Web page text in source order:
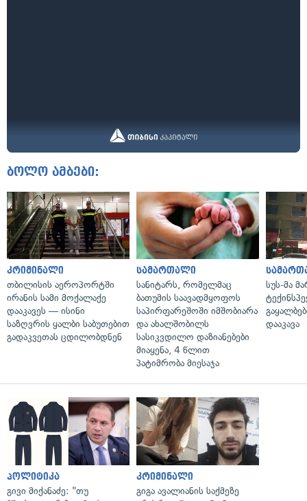
ბოლო ამბები:
კრიმინალი
თბილისის აეროპორტში
ირანის სამი მოქალაქე
დააკავეს — ისინი
საზღვრის ყალბი საბუთებით
გადაკვეთას ცდილობდნენ
სამართალი
სანიტარს, რომელმაც
ბათუმის საავადმყოფოს
საპირფარეშოში იმშობიარა
და ახალშობილს
სასიკვდილო დაზიანებები
მიაყენა, 4 წლით
პატიმრობა მიესაჯა
სუს-მა
დააკავა
პოლიტიკა
გივი მიქანაძე: "თუ
კრიმინალი
გიგა ავალიანის საქმეზე